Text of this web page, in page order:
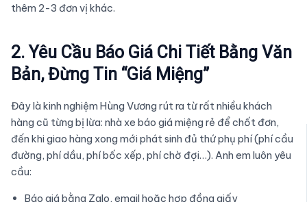
thêm 2-3 đơn vị khác.
2. Yêu Cầu Báo Giá Chi Tiết Bằng Văn
Bản, Đừng Tin “Giá Miệng”
Đây là kinh nghiệm Hùng Vương rút ra từ rất nhiều khách
hàng cũ từng bị lừa: nhà xe báo giá miệng rẻ để chốt đơn,
đến khi giao hàng xong mới phát sinh đủ thứ phụ phí (phí cầu
đường, phí dầu, phí bốc xếp, phí chờ đợi…). Anh em luôn yêu
cầu:
Báo giá bằng Zalo, email hoặc hợp đồng giấy